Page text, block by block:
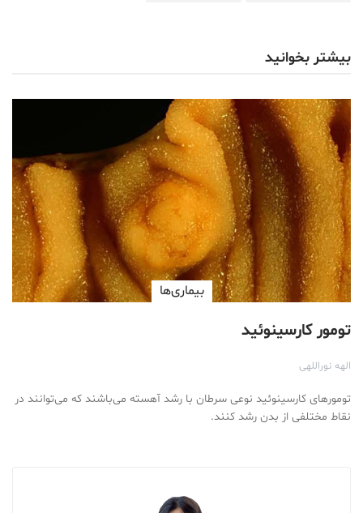
بیشتر بخوانید
بیماری‌ها
تومور کارسینوئید
الهه نوراللهی
تومور‌های کارسینوئید نوعی سرطان با رشد آهسته می‌باشند که می‌توانند در
نقاط مختلفی از بدن رشد کنند.